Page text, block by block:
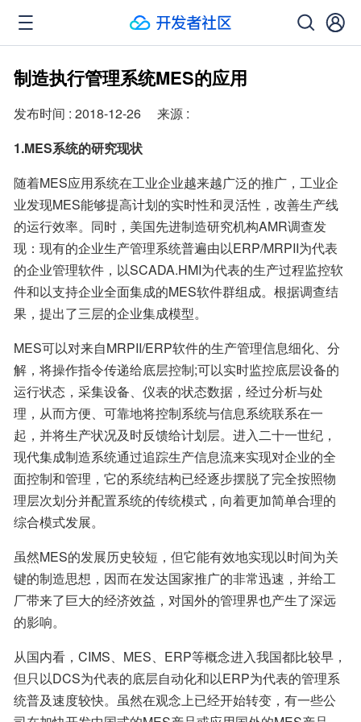
制造执行管理系统MES的应用
发布时间 : 2018-12-26     来源 :
1.MES系统的研究现状
随着MES应用系统在工业企业越来越广泛的推广，工业企
业发现MES能够提高计划的实时性和灵活性，改善生产线
的运行效率。同时，美国先进制造研究机构AMR调查发
现：现有的企业生产管理系统普遍由以ERP/MRPII为代表
的企业管理软件，以SCADA.HMI为代表的生产过程监控软
件和以支持企业全面集成的MES软件群组成。根据调查结
果，提出了三层的企业集成模型。
MES可以对来自MRPII/ERP软件的生产管理信息细化、分
解，将操作指令传递给底层控制;可以实时监控底层设备的
运行状态，采集设备、仪表的状态数据，经过分析与处
理，从而方便、可靠地将控制系统与信息系统联系在一
起，并将生产状况及时反馈给计划层。进入二十一世纪，
现代集成制造系统通过追踪生产信息流来实现对企业的全
面控制和管理，它的系统结构已经逐步摆脱了完全按照物
理层次划分并配置系统的传统模式，向着更加简单合理的
综合模式发展。
虽然MES的发展历史较短，但它能有效地实现以时间为关
键的制造思想，因而在发达国家推广的非常迅速，并给工
厂带来了巨大的经济效益，对国外的管理界也产生了深远
的影响。
从国内看，CIMS、MES、ERP等概念进入我国都比较早，
但只以DCS为代表的底层自动化和以ERP为代表的管理系
统普及速度较快。虽然在观念上已经开始转变，有一些公